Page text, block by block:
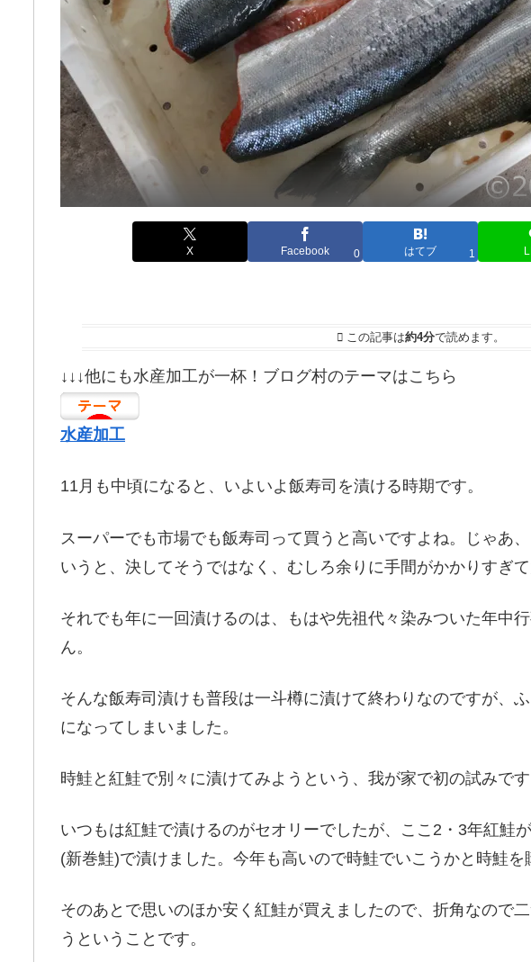
X Facebook 0 はてブ 1
この記事は約4分で読めます。
↓↓↓他にも水産加工が一杯！ブログ村のテーマはこちら
水産加工
11月も中頃になると、いよいよ飯寿司を漬ける時期です。
スーパーでも市場でも飯寿司って買うと高いですよね。じゃあ
いうと、決してそうではなく、むしろ余りに手間がかかりすぎ
それでも年に一回漬けるのは、もはや先祖代々染みついた年中
ん。
そんな飯寿司漬けも普段は一斗樽に漬けて終わりなのですが、
になってしまいました。
時鮭と紅鮭で別々に漬けてみようという、我が家で初の試みです
いつもは紅鮭で漬けるのがセオリーでしたが、ここ2・3年紅鮭
(新巻鮭)で漬けました。今年も高いので時鮭でいこうかと時鮭を
そのあとで思いのほか安く紅鮭が買えましたので、折角なので
うということです。